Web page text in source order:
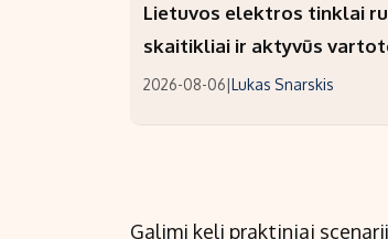
Lietuvos elektros tinklai
skaitikliai ir aktyvūs
2026-08-06|Lukas Snarskis
Galimi keli praktiniai